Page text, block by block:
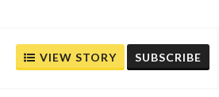
VIEW STORY SUBSCRIBE